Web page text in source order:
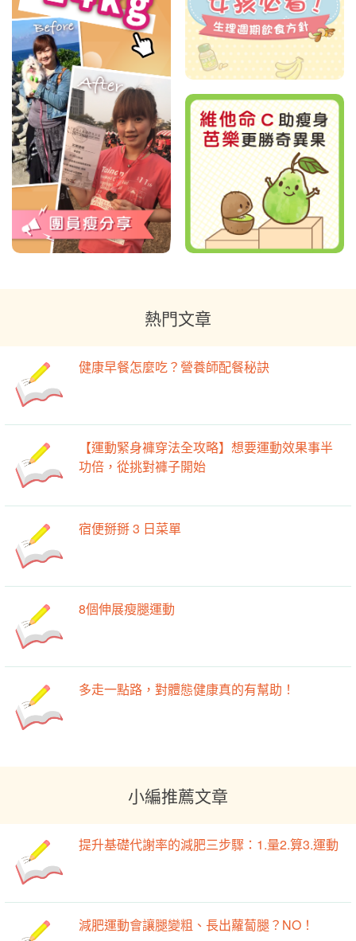
熱門文章
健康早餐怎麼吃？營養師配餐秘訣
【運動緊身褲穿法全攻略】想要運動效果事半
功倍，從挑對褲子開始
宿便掰掰 3 日菜單
8個伸展瘦腿運動
多走一點路，對體態健康真的有幫助！
小編推薦文章
提升基礎代謝率的減肥三步驟：1.量2.算3.運動
減肥運動會讓腿變粗、長出蘿蔔腿？NO！